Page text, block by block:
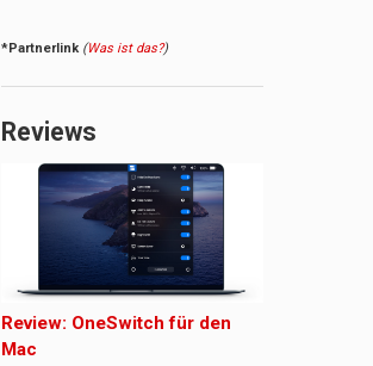
*Partnerlink (Was ist das?)
Reviews
Review: OneSwitch für den
Mac